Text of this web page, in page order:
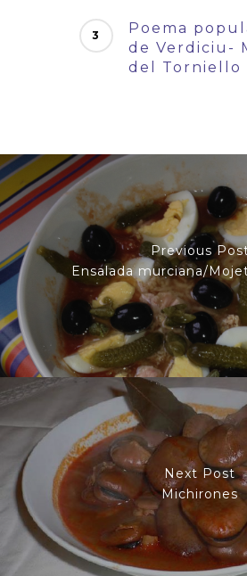
Poema
de Verdiciu-
del Torniello
Previous
Ensalada murciana/
Next Post
Michirones